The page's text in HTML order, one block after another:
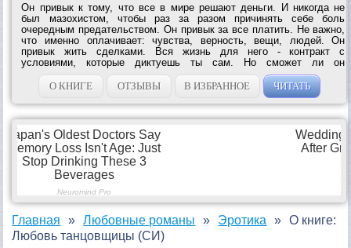
Он привык к тому, что все в мире решают деньги. И никогда не
был мазохистом, чтобы раз за разом причинять себе боль
очередным предательством. Он привык за все платить. Не важно,
что именно оплачивает: чувства, верность, вещи, людей. Он
привык жить сделками. Вся жизнь для него - контракт с
условиями, которые диктуешь ты сам. Но сможет ли он
измениться и заплатить самую большую цену за свой куш? Она
привыкла, что в ее мире все решают...
О КНИГЕ ОТЗЫВЫ В ИЗБРАННОЕ ЧИТАТЬ
Главная Любовные романы Эротика
О книге:
Любовь танцовщицы (СИ)